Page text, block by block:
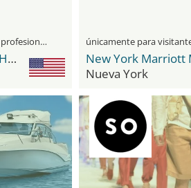
únicamente para visitantes profesionales
Park Lane New York Hotel
Nueva York